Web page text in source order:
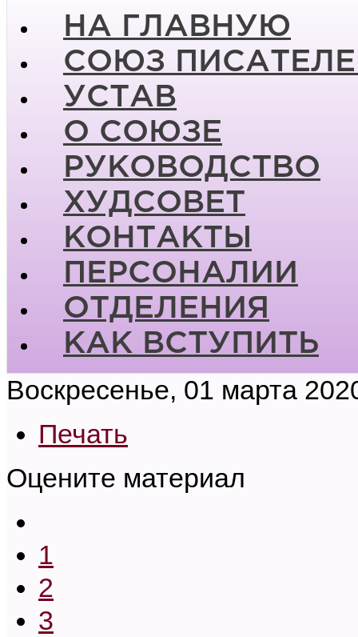
НА ГЛАВНУЮ
СОЮЗ
УСТАВ
О СОЮЗЕ
РУКОВОДСТВО
ХУДСОВЕТ
КОНТАКТЫ
ПЕРСОНАЛИИ
ОТДЕЛЕНИЯ
КАК ВСТУПИТЬ
Воскресенье, 01 марта
Печать
Оцените материал
1
2
3